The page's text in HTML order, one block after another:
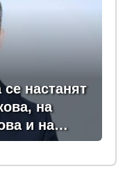
настанят
на
и на